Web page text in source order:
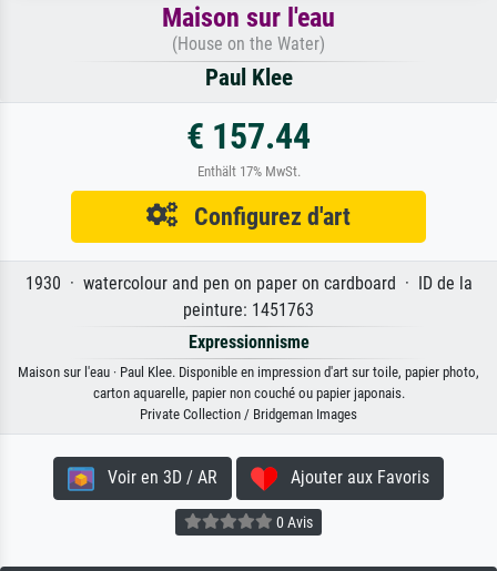
Maison sur l'eau
(House on the Water)
Paul Klee
€ 157.44
Enthält 17% MwSt.
Configurez d'art
1930 · watercolour and pen on paper on cardboard · ID de la
peinture: 1451763
Expressionnisme
Maison sur l'eau · Paul Klee. Disponible en impression d'art sur toile, papier photo,
carton aquarelle, papier non couché ou papier japonais.
Private Collection / Bridgeman Images
Voir en 3D / AR Ajouter aux Favoris
0 Avis